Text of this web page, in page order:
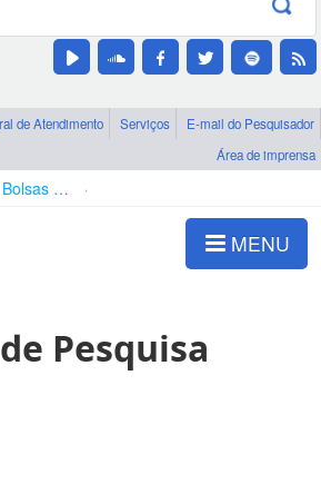
de Atendimento Serviços
E-mail do Pesquisador
Área de imprensa
Bolsas e Auxílios Vigentes
MENU
Pesquisa